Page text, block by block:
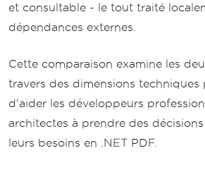
et consultable - le tout traité
dépendances externes.
Cette comparaison examine les
travers des dimensions techniques
d'aider les développeurs
architectes à prendre des
leurs besoins en .NET PDF.